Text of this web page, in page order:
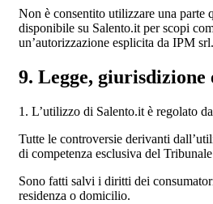
Non è consentito utilizzare una parte
disponibile su Salento.it per scopi
un’autorizzazione esplicita da IPM srl.
9. Legge, giurisdizione
1. L’utilizzo di Salento.it è regolato
Tutte le controversie derivanti
di competenza esclusiva del
Sono fatti salvi i diritti dei
residenza o domicilio.